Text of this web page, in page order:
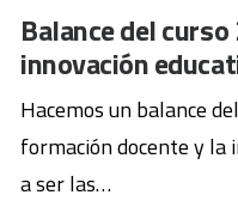
Balance del
innovación
Hacemos un balance
formación docente y la
a ser las…